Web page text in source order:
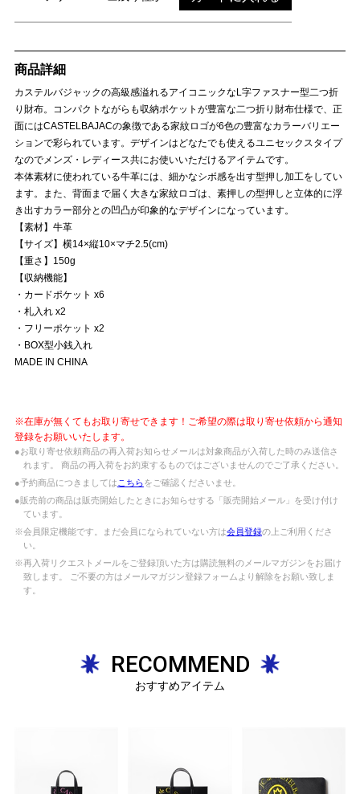
商品詳細
カステルバジャックの高級感溢れるアイコニックなL字ファスナー型二つ折
り財布。コンパクトながらも収納ポケットが豊富な二つ折り財布仕様で、正
面にはCASTELBAJACの象徴である家紋ロゴが6色の豊富なカラーバリエー
ションで彩られています。デザインはどなたでも使えるユニセックスタイプ
なのでメンズ・レディース共にお使いいただけるアイテムです。
本体素材に使われている牛革には、細かなシボ感を出す型押し加工をしてい
ます。また、背面まで届く大きな家紋ロゴは、素押しの型押しと立体的に浮
き出すカラー部分との凹凸が印象的なデザインになっています。
【素材】牛革
【サイズ】横14×縦10×マチ2.5(cm)
【重さ】150g
【収納機能】
・カードポケット x6
・札入れ x2
・フリーポケット x2
・BOX型小銭入れ
MADE IN CHINA
※在庫が無くてもお取り寄せできます！ご希望の際は取り寄せ依頼から通知
登録をお願いいたします。
●お取り寄せ依頼商品の再入荷お知らせメールは対象商品が入荷した時のみ送信さ
れます。 商品の再入荷をお約束するものではございませんのでご了承ください。
●予約商品につきましては こちらをご確認くださいませ。
●販売前の商品は販売開始したときにお知らせする「販売開始メール」を受け付け
ています。
※会員限定機能です。まだ会員になられていない方は会員登録の上ご利用くださ
い。
※再入荷リクエストメールをご登録頂いた方は購読無料のメールマガジンをお届け
致します。 ご不要の方はメールマガジン登録フォームより解除をお願い致しま
す。
RECOMMEND
おすすめアイテム